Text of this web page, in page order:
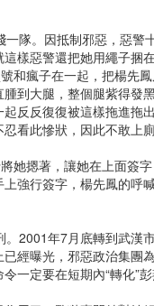
隊。因抵制邪惡，惡警
樣惡警還把她用繩子捆
和瘋子在一起，把楊先
到大腿，整個腿紫得發
反反復復被這樣拖進拖
看此慘狀，因此不敢上廁
她摁著，讓她在上面簽
強行簽字，楊先鳳的呼
2001年7月底轉到武漢
經曝光，邪惡政治集團
一定要在短期內“轉化”彭